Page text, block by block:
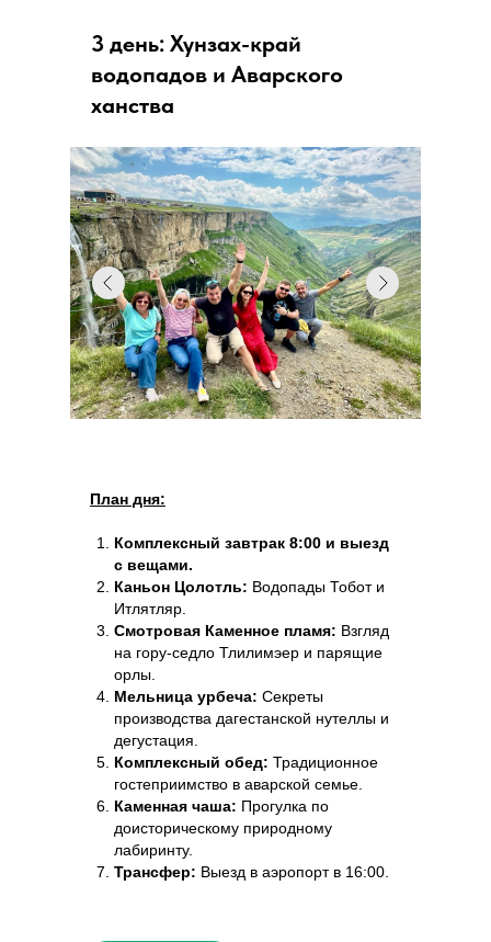
3 день: Хунзах-край
водопадов и Аварского
ханства
План дня:
Комплексный завтрак 8:00 и выезд
с вещами.
Каньон Цолотль: Водопады Тобот и
Итлятляр.
Смотровая Каменное пламя: Взгляд
на гору-седло Тлилимэер и парящие
орлы.
Мельница урбеча: Секреты
производства дагестанской нутеллы и
дегустация.
Комплексный обед: Традиционное
гостеприимство в аварской семье.
Каменная чаша: Прогулка по
доисторическому природному
лабиринту.
Трансфер: Выезд в аэропорт в 16:00.